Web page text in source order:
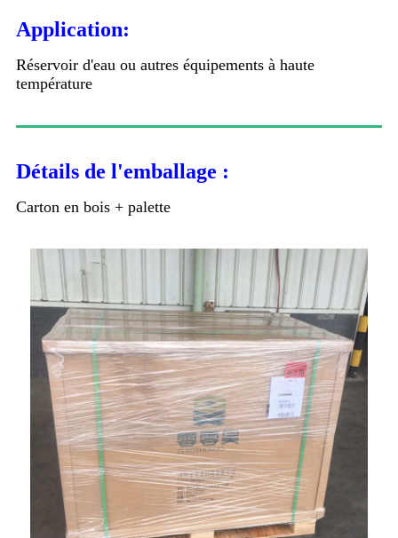
Application:
Réservoir d'eau ou autres équipements à haute
température
Détails de l'emballage :
Carton en bois + palette